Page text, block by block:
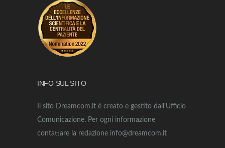
INFO SUL SITO
Il sito Dreamcom.it è creato e gestito dall’Ufficio
Comunicazione. Per ogni informazione
contattare la redazione info@dreamcom.it